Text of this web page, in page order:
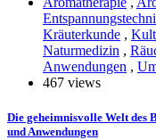
Kräuterkunde ,
Naturmedizin ,
Anwendungen ,
467 views
Die geheimnisvolle Welt des
und Anwendungen